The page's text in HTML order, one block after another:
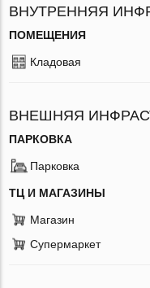
ВНУТРЕННЯЯ
ПОМЕЩЕНИЯ
Кладовая
ВНЕШНЯЯ
ПАРКОВКА
Парковка
ТЦ И МАГАЗИНЫ
Магазин
Супермаркет